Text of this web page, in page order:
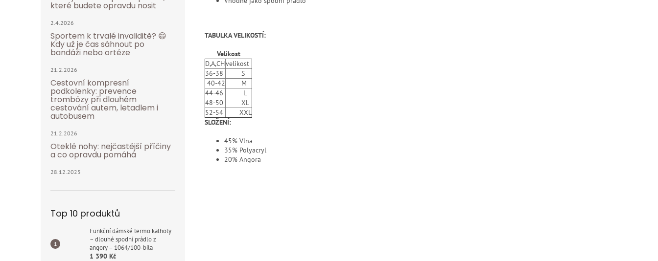
které budete opravdu nosit
2.4.2026
Sportem k trvalé invaliditě? 😄
Kdy už je čas sáhnout po
bandáži nebo ortéze
21.2.2026
Cestovní kompresní
podkolenky: prevence
trombózy při dlouhém
cestování autem, letadlem i
autobusem
21.2.2026
Oteklé nohy: nejčastější příčiny
a co opravdu pomáhá
28.12.2025
Top 10 produktů
Funkční dámské termo kalhoty
– dlouhé spodní prádlo z
angory – 1064/100-bíla
1 390 Kč
TABULKA VELIKOSTÍ:
Velikost
D,A,CHvelikost
36-38
S
40-42
M
44-46
L
48-50
XL
52-54
XXL
SLOŽENÍ:
45% Vlna
35% Polyacryl
20% Angora